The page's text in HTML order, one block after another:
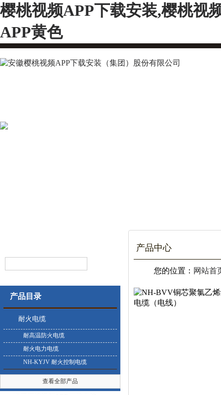
樱桃视频APP下载安装,樱桃视
APP黄色
产品目录
耐火电缆
耐高温防火电缆
耐火电力电缆
NH-KYJV 耐火控制电缆
查看全部产品
产品中心
您的位置： 网站首